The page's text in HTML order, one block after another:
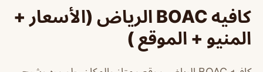
كافيه BOAC الرياض (الأسعار +
المنيو + الموقع )